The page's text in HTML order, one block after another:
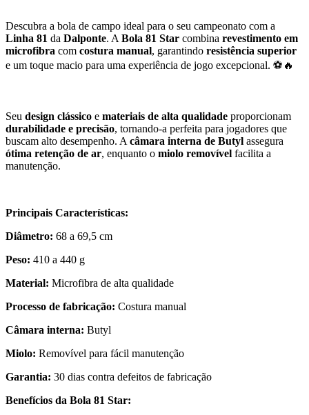
Descubra a bola de campo ideal para o seu campeonato com a
Linha 81 da Dalponte. A Bola 81 Star combina revestimento em
microfibra com costura manual, garantindo resistência superior
e um toque macio para uma experiência de jogo excepcional. ⚽🔥
Seu design clássico e materiais de alta qualidade proporcionam
durabilidade e precisão, tornando-a perfeita para jogadores que
buscam alto desempenho. A câmara interna de Butyl assegura
ótima retenção de ar, enquanto o miolo removível facilita a
manutenção.
Principais Características:
Diâmetro: 68 a 69,5 cm
Peso: 410 a 440 g
Material: Microfibra de alta qualidade
Processo de fabricação: Costura manual
Câmara interna: Butyl
Miolo: Removível para fácil manutenção
Garantia: 30 dias contra defeitos de fabricação
Benefícios da Bola 81 Star: